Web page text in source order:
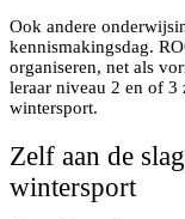
Ook andere
kennismakingsdag.
organiseren, net als
leraar niveau 2 en of 3
wintersport.
Zelf aan de
wintersport